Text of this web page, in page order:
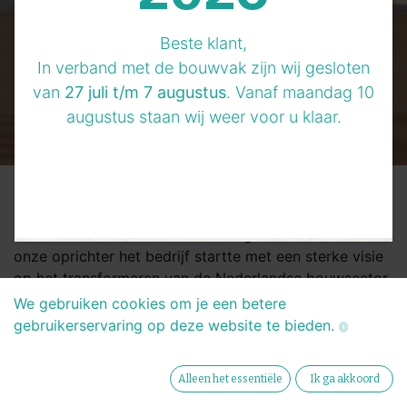
innovatie en succes. Onze reis begon in 2007, toen
onze oprichter het bedrijf startte met een sterke visie
op het transformeren van de Nederlandse bouwsector.
Naarmate onze expertise en ons klantenbestand
groeiden, besloten we in 2015 om ons volledig te
staat om beter tegemoet te komen aan de specifieke
Beste klant,
In verband met de bouwvak zijn wij gesloten
van 27 juli t/m 7 augustus. Vanaf maandag 10
augustus staan wij weer voor u klaar.
We gebruiken cookies om je een betere
gebruikerservaring op deze website te bieden.
Alleen het essentiële Ik ga akkoord